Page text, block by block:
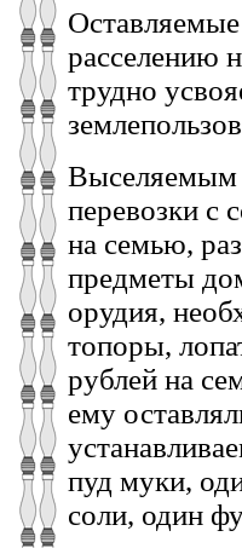
Оставляемые
расселению
трудно
Выселяемым
перевозки с
на семью,
предметы
орудия,
топоры,
рублей на
ему
пуд муки,
соли, один